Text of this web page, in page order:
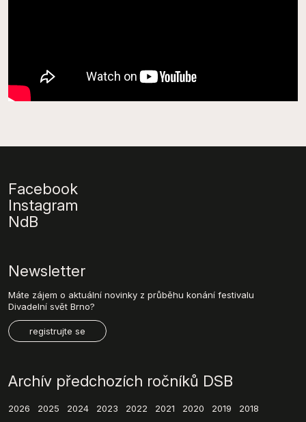
Facebook
Instagram
NdB
Newsletter
Máte zájem o aktuální novinky z průběhu konání festivalu
Divadelní svět Brno?
registrujte se
Archív předchozích ročníků DSB
2026 2025 2024 2023 2022 2021 2020 2019 2018